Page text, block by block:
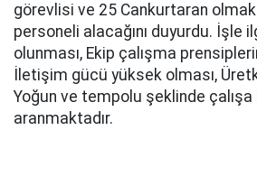
görevlisi ve 25 Cankurtaran
personeli alacağını duyurdu. İşle
olunması, Ekip çalışma
İletişim gücü yüksek olması,
Yoğun ve tempolu şeklinde
aranmaktadır.